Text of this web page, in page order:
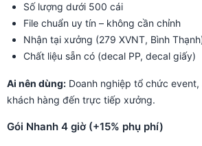
Số lượng dưới 500 cái
File chuẩn uy tín – không cần chỉnh
Nhận tại xưởng (279 XVNT, Bình
Chất liệu sẵn có (decal PP, decal giấy)
Ai nên dùng: Doanh nghiệp tổ chức event,
khách hàng đến trực tiếp xưởng.
Gói Nhanh 4 giờ (+15% phụ phí)